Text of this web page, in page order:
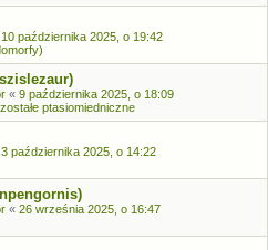
10 października 2025, o 19:42
« 9 października 2025, o 18:09
ptasiomiedniczne
3 października 2025, o 14:22
« 26 września 2025, o 16:47